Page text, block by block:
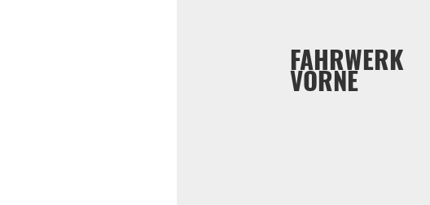
FAHRWERK
VORNE